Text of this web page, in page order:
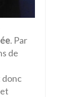
. Par
de
donc